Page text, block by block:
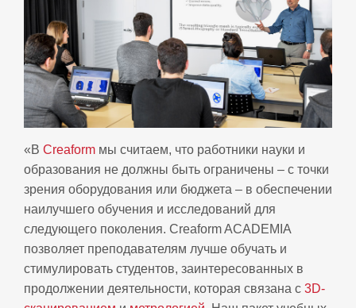
«В Creaform мы считаем, что работники науки и
образования не должны быть ограничены – с точки
зрения оборудования или бюджета – в обеспечении
наилучшего обучения и исследований для
следующего поколения. Creaform ACADEMIA
позволяет преподавателям лучше обучать и
стимулировать студентов, заинтересованных в
продолжении деятельности, которая связана с 3D-